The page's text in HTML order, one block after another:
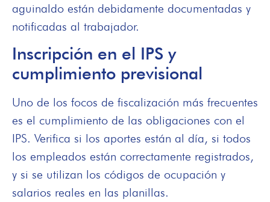
aguinaldo están debidamente documentadas y
notificadas al trabajador.
Inscripción en el IPS y
cumplimiento previsional
Uno de los focos de fiscalización más frecuentes
es el cumplimiento de las obligaciones con el
IPS. Verifica si los aportes están al día, si todos
los empleados están correctamente registrados,
y si se utilizan los códigos de ocupación y
salarios reales en las planillas.